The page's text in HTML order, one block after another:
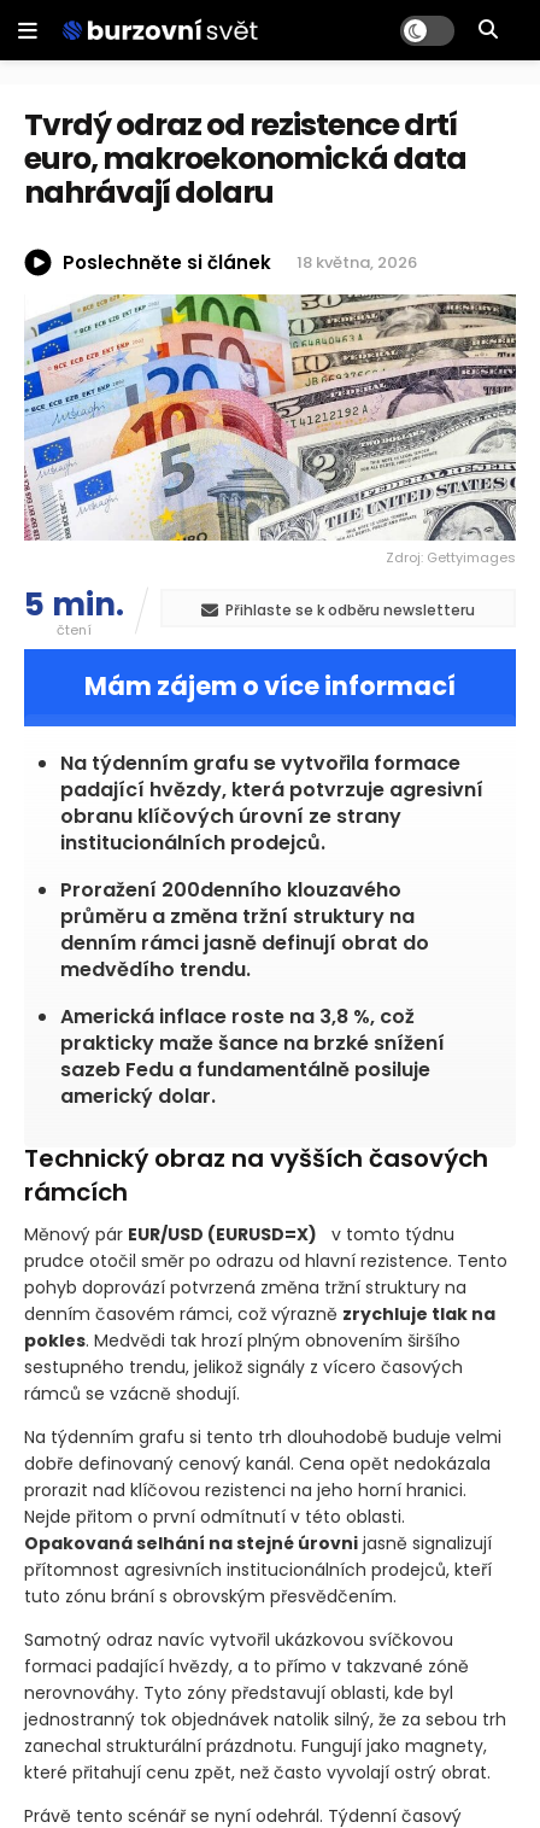
Tvrdý odraz od rezistence drtí
euro, makroekonomická data
nahrávají dolaru
Poslechněte si článek 18 května, 2026
Zdroj: Gettyimages
5 min.
čtení
Přihlaste se k odběru newsletteru
Mám zájem o více informací
EURUSD=X +0,36 %
Na týdenním grafu se vytvořila formace
padající hvězdy, která potvrzuje agresivní
obranu klíčových úrovní ze strany
institucionálních prodejců.
Proražení 200denního klouzavého
průměru a změna tržní struktury na
denním rámci jasně definují obrat do
medvědího trendu.
Americká inflace roste na 3,8 %, což
prakticky maže šance na brzké snížení
sazeb Fedu a fundamentálně posiluje
Technický obraz na vyšších časových
rámcích
Měnový párEUR/USD(EURUSD=X) +0,36 % v tomto
týdnu prudce otočil směr po odrazu od hlavní rezistence.
Tento pohyb doprovází potvrzená změna tržní struktury
na denním časovém rámci, což výrazně
zrychluje tlak
na pokles
. Medvědi tak hrozí plným obnovením širšího
sestupného trendu, jelikož signály z vícero časových
rámců se vzácně shodují.
Na týdenním grafu si tento trh dlouhodobě buduje velmi
dobře definovaný cenový kanál. Cena opět nedokázala
prorazit nad klíčovou rezistenci na jeho horní hranici.
Nejde přitom o první odmítnutí v této oblasti.
Opakovaná selhání na stejné úrovni
jasně signalizují
přítomnost agresivních institucionálních prodejců, kteří
tuto zónu brání s obrovským přesvědčením.
Samotný odraz navíc vytvořil ukázkovou svíčkovou
formaci padající hvězdy, a to přímo v takzvané zóně
nerovnováhy. Tyto zóny představují oblasti, kde byl
jednostranný tok objednávek natolik silný, že za sebou trh
zanechal strukturální prázdnotu. Fungují jako magnety,
které přitahují cenu zpět, než často vyvolají ostrý obrat.